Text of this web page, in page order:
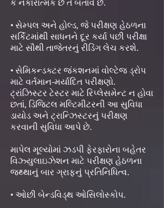
• સેમ્પલ અને હોલ્ડ, જે પરીક્ષણ હેઠળના
સર્કિટમાંથી સાધનને દૂર કર્યા પછી પરીક્ષા
માટે સૌથી તાજેતરનું રીડિંગ લેચ કરશે.
• સેમિકન્ડક્ટર જંકશનમાં વોલ્ટેજ ડ્રોપ
માટે વર્તમાન-મર્યાદિત પરીક્ષણો.
ટ્રાંઝિસ્ટર ટેસ્ટર માટે રિપ્લેસમેન્ટ ન હોવા
છતાં, ડિજિટલ મલ્ટિમીટરની આ સુવિધા
ડાયોડ અને ટ્રાન્ઝિસ્ટરનું પરીક્ષણ
કરવાની સુવિધા આપે છે.
માપેલ મૂલ્યોમાં ઝડપી ફેરફારોના બહેતર
વિઝ્યુલાઇઝેશન માટે પરીક્ષણ હેઠળના
જથ્થાનું બાર ગ્રાફનું પ્રતિનિધિત્વ.
• ઓછી બેન્ડવિડ્થ ઓસિલોસ્કોપ.